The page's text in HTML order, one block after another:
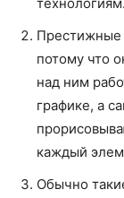
Престижные
потому что
над ним
графике, а
каждый
Обычно